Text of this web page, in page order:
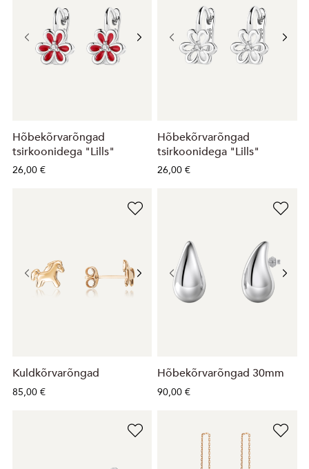
Hõbekõrvarõngad
tsirkoonidega "Lills"
26,00 €
Hõbekõrvarõngad
tsirkoonidega "Lills"
26,00 €
Kuldkõrvarõngad
85,00 €
Hõbekõrvarõngad 30mm
90,00 €